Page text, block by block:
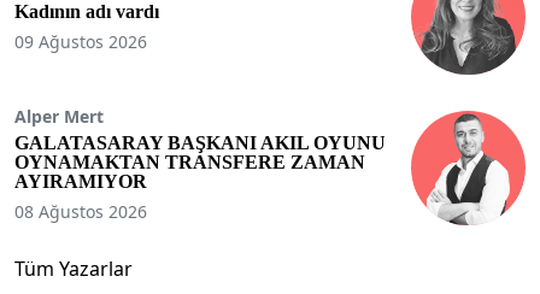
Kadının adı vardı
09 Ağustos 2026
Alper Mert
GALATASARAY BAŞKANI AKIL OYUNU
OYNAMAKTAN TRANSFERE ZAMAN
AYIRAMIYOR
08 Ağustos 2026
Tüm Yazarlar